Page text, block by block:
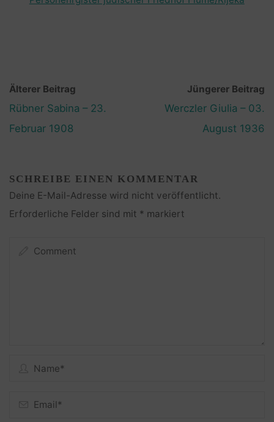
Älterer Beitrag
Rübner Sabina – 23.
Februar 1908
Jüngerer Beitrag
Werczler Giulia – 03.
August 1936
SCHREIBE EINEN KOMMENTAR
Deine E-Mail-Adresse wird nicht veröffentlicht.
Erforderliche Felder sind mit * markiert